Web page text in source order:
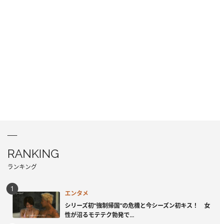
RANKING
ランキング
エンタメ
シリーズ初“強制帰国”の危機と今シーズン初キス！ 女
性が沼るモテテク勃発で...